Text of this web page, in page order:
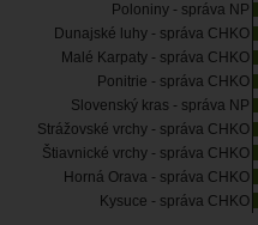
Poloniny - správa NP
Dunajské luhy - správa CHKO
Malé Karpaty - správa CHKO
Ponitrie - správa CHKO
Slovenský kras - správa NP
Strážovské vrchy - správa CHKO
Štiavnické vrchy - správa CHKO
Horná Orava - správa CHKO
Kysuce - správa CHKO